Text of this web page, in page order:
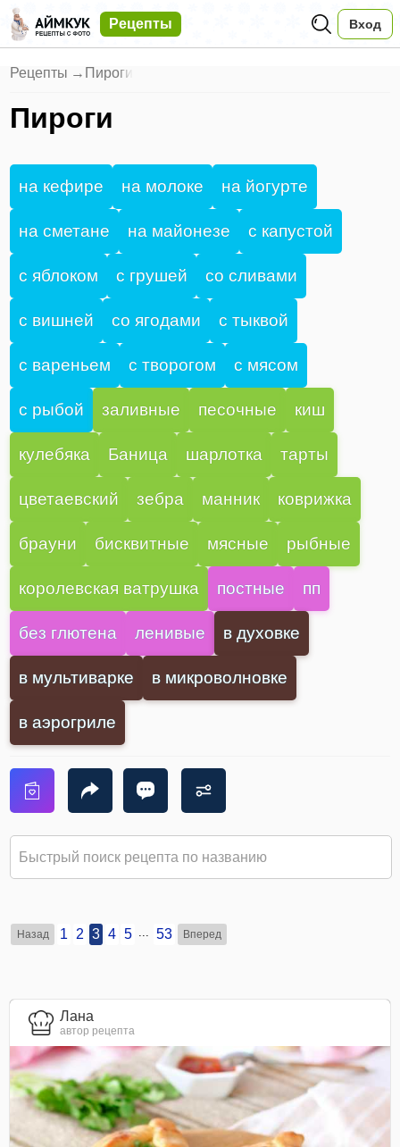
Рецепты Вход
Рецепты → Пироги
Пироги
на кефире на молоке на йогурте
на сметане на майонезе с капустой
с яблоком с грушей со сливами
с вишней со ягодами с тыквой
с вареньем с творогом с мясом
с рыбой заливные песочные киш
кулебяка Баница шарлотка тарты
цветаевский зебра манник коврижка
брауни бисквитные мясные рыбные
королевская ватрушка постные пп
без глютена ленивые в духовке
в мультиварке в микроволновке
в аэрогриле
Назад 1 2 3 4 5 53 Вперед
Лана
автор рецепта